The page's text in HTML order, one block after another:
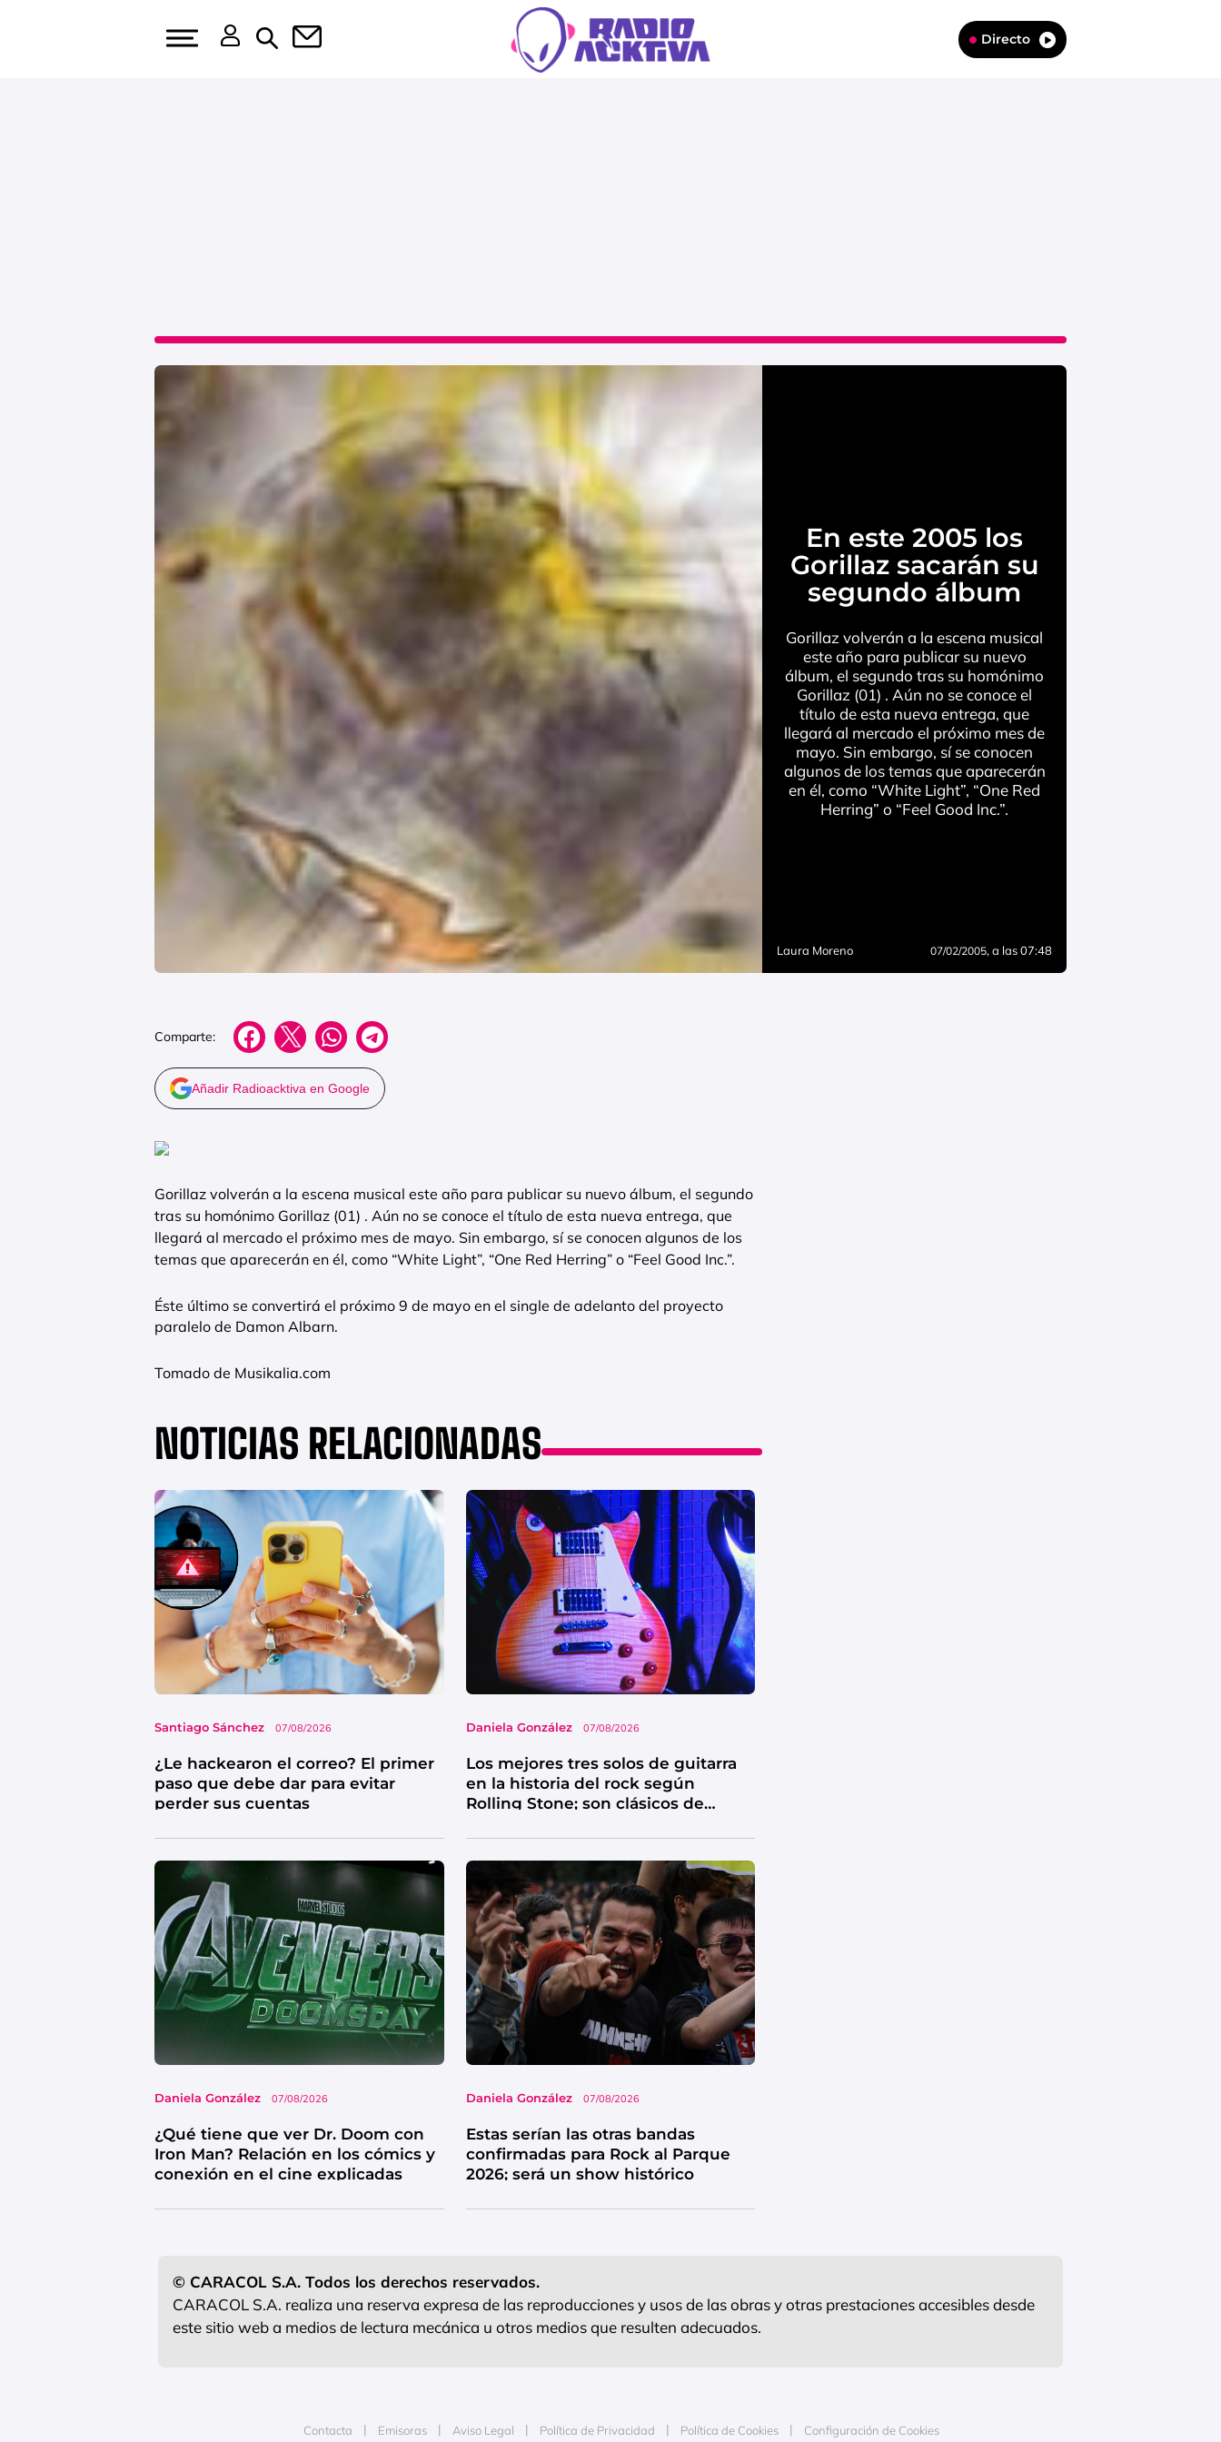
Directo
En este 2005 los
Gorillaz sacarán su
segundo álbum
Gorillaz volverán a la escena musical
este año para publicar su nuevo
álbum, el segundo tras su homónimo
Gorillaz (01) . Aún no se conoce el
título de esta nueva entrega, que
llegará al mercado el próximo mes de
mayo. Sin embargo, sí se conocen
algunos de los temas que aparecerán
en él, como “White Light”, “One Red
Herring” o “Feel Good Inc.”.
Laura Moreno 07/02/2005, a las 07:48
Comparte:
Añadir Radioacktiva en Google
Gorillaz volverán a la escena musical este año para publicar su nuevo álbum, el segundo
tras su homónimo Gorillaz (01) . Aún no se conoce el título de esta nueva entrega, que
llegará al mercado el próximo mes de mayo. Sin embargo, sí se conocen algunos de los
temas que aparecerán en él, como “White Light”, “One Red Herring” o “Feel Good Inc.”.
Éste último se convertirá el próximo 9 de mayo en el single de adelanto del proyecto
paralelo de Damon Albarn.
Tomado de Musikalia.com
NOTICIAS RELACIONADAS
Santiago Sánchez 07/08/2026
¿Le hackearon el correo? El primer
paso que debe dar para evitar
perder sus cuentas
Daniela González 07/08/2026
Los mejores tres solos de guitarra
en la historia del rock según
Rolling Stone; son clásicos de
Daniela González 07/08/2026
¿Qué tiene que ver Dr. Doom con
Iron Man? Relación en los cómics y
conexión en el cine explicadas
Daniela González 07/08/2026
Estas serían las otras bandas
confirmadas para Rock al Parque
2026; será un show histórico
© CARACOL S.A. Todos los derechos reservados.
CARACOL S.A. realiza una reserva expresa de las reproducciones y usos de las obras y otras prestaciones accesibles desde
este sitio web a medios de lectura mecánica u otros medios que resulten adecuados.
Contacta Emisoras Aviso Legal Política de Privacidad Política de Cookies Configuración de Cookies